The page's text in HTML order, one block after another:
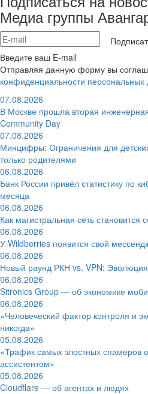
Медиа группы
Введите ваш E-mail
Отправляя данную форму вы
конфиденциальности персональных
07.08.2026
В Москве прошла вторая
Community Day
07.08.2026
Минцифры: Ограничения для
только родителями
06.08.2026
Банк России привёл статистику по
месяца
06.08.2026
Как магистральная сеть становится
06.08.2026
У Wildberries появится свой
06.08.2026
Новый раунд РКН vs. VPN: Эволюция
06.08.2026
Sitronics Group — об экономике
06.08.2026
«Человеческий фактор контроля и
никогда»
05.08.2026
«Трафик самых злостных спамеров
ассистентом»
05.08.2026
Cloudflare — об агентах и людях